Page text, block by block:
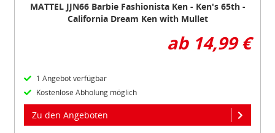
MATTEL JJN66 Barbie Fashionista Ken - Ken's 65th -
California Dream Ken with Mullet
ab 14,99 €
1 Angebot verfügbar
Kostenlose Abholung möglich
Zu den Angeboten